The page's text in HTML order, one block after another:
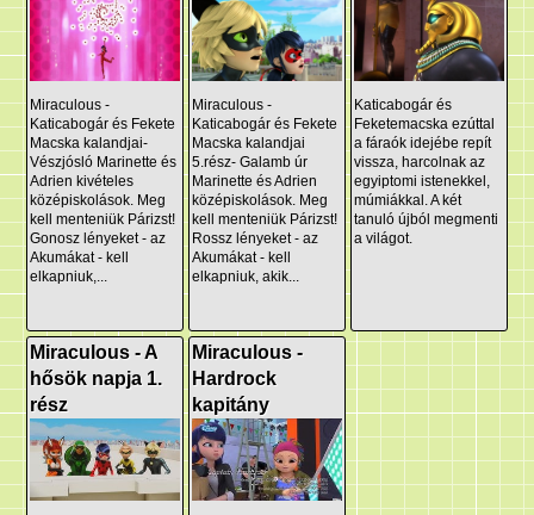
Miraculous -
Katicabogár és Fekete
Macska kalandjai-
Vészjósló Marinette és
Adrien kivételes
középiskolások. Meg
kell menteniük Párizst!
Gonosz lényeket - az
Akumákat - kell
elkapniuk,...
Miraculous -
Katicabogár és Fekete
Macska kalandjai
5.rész- Galamb úr
Marinette és Adrien
középiskolások. Meg
kell menteniük Párizst!
Rossz lényeket - az
Akumákat - kell
elkapniuk, akik...
Katicabogár és
Feketemacska ezúttal
a fáraók idejébe repít
vissza, harcolnak az
egyiptomi istenekkel,
múmiákkal. A két
tanuló újból megmenti
a világot.
Miraculous - A
hősök napja 1.
rész
Miraculous -
Hardrock
kapitány